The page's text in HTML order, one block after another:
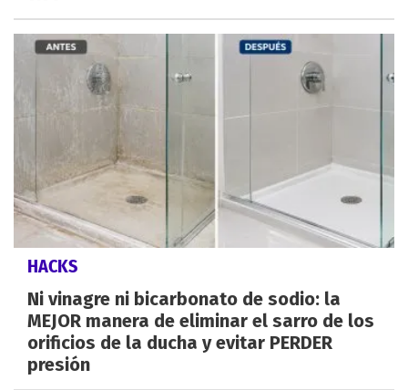
HACKS
Ni vinagre ni bicarbonato de sodio: la
MEJOR manera de eliminar el sarro de los
orificios de la ducha y evitar PERDER
presión